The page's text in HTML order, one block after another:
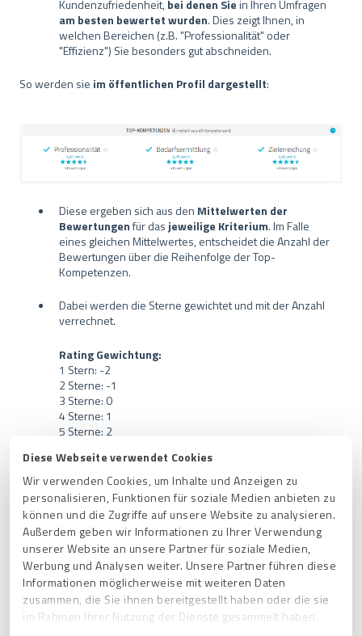
Diese Webseite verwendet Cookies
Wir verwenden Cookies, um Inhalte und Anzeigen zu
personalisieren, Funktionen für soziale Medien anbieten zu
können und die Zugriffe auf unsere Website zu analysieren.
Außerdem geben wir Informationen zu Ihrer Verwendung
unserer Website an unsere Partner für soziale Medien,
Werbung und Analysen weiter. Unsere Partner führen diese
Informationen möglicherweise mit weiteren Daten
zusammen, die Sie ihnen bereitgestellt haben oder die sie
im Rahmen Ihrer Nutzung der Dienste gesammelt haben.
Kundenzufriedenheit,bei denen Siein Ihren Umfragen
am besten bewertet wurden. Dies zeigt Ihnen, in
welchen Bereichen (z.B. "Professionalität" oder
"Effizienz") Sie besonders gut abschneiden.
So werden sie im öffentlichen Profil dargestellt:
Diese ergeben sich aus den Mittelwerten der
Bewertungenfür das jeweilige Kriterium. Im Falle
eines gleichen Mittelwertes, entscheidet die Anzahl der
Bewertungen über die Reihenfolge der Top-
Kompetenzen.
Dabei werden die Sterne gewichtet und mit der Anzahl
verrechnet.
Rating Gewichtung:
1 Stern: -2
2 Sterne: -1
3 Sterne: 0
4 Sterne: 1
5 Sterne: 2
Verwandte Artikel
Wie deaktiviere ich eine Umfrage in meinem ProvenExpert-
Konto?
Können die ProvenExpert-Bewertungen auch an Google
zurückgespielt werden, sodass Bewertungen die über